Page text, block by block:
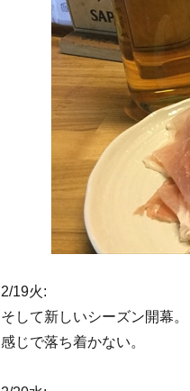
2/19火:
そして新しいシーズン開幕
感じで落ち着かない。